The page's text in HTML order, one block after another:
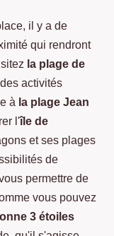
il y a de
qui rendront
la plage de
activités
à la plage Jean
l'île de
et ses plages
de
permettre de
vous pouvez
3 étoiles